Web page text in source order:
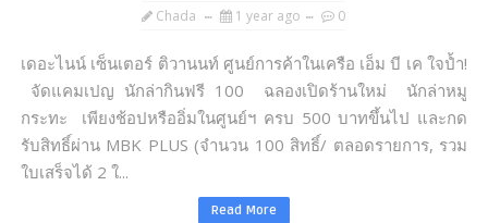
Chada 1 year ago 0
เดอะไนน์ เซ็นเตอร์ ติวานนท์ ศูนย์การค้าในเครือ เอ็ม บี เค ใจป้ำ!
จัดแคมเปญ นักล่ากินฟรี 100 ฉลองเปิดร้านใหม่ นักล่าหมู
กระทะ เพียงช้อปหรืออิ่มในศูนย์ฯ ครบ 500 บาทขึ้นไป และกด
รับสิทธิ์ผ่าน MBK PLUS (จำนวน 100 สิทธิ์/ ตลอดรายการ, รวม
ใบเสร็จได้ 2 ใ...
Read More